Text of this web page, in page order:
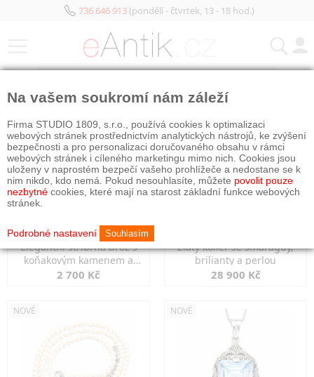
736 646 913(pondělí - čtvrtek, 13 - 18 hod.)
Elegantní stříbrná brož s
koňakovým kamenem a
markazity
2 700 Kč
Zlatý kolier se smaragdy,
brilianty a perlou
28 900 Kč
NOVÉ NOVÉ
Na vašem soukromí nám záleží
Firma STUDIO 1809, s.r.o., používá cookies k optimalizaci
webových stránek prostřednictvím analytických nástrojů, ke zvýšení
bezpečnosti a pro personalizaci doručovaného obsahu v rámci
webových stránek i cíleného marketingu mimo nich. Cookies jsou
uloženy v naprostém bezpečí vašeho prohlížeče a nedostane se k
nim nikdo, kdo nemá. Pokud nesouhlasíte, můžete povolit pouze
nezbytné cookies, které mají na starost základní funkce webových
stránek.
Podrobné nastavení Souhlasím